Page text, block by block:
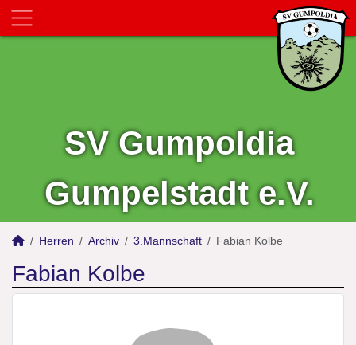
SV Gumpoldia
Gumpelstadt e.V.
Herren Archiv 3.Mannschaft Fabian Kolbe
Fabian Kolbe